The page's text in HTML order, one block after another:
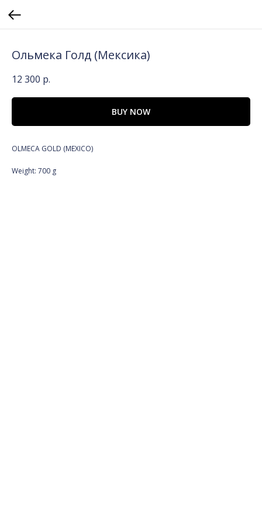
Ольмека Голд (Мексика)
12 300 р.
BUY NOW
OLMECA GOLD (MEXICO)
Weight: 700 g